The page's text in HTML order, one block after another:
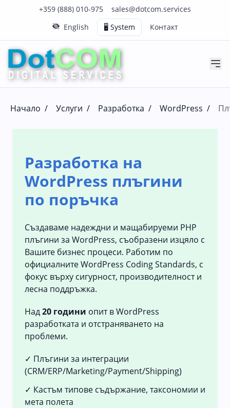
+359 (888) 010-975
Нашия телефонен номер е 0888010975
sales@dotcom.services
Нашия имейл адрес е sales@dotcom.services
English
🖥️ System Контакт
Начало / Услуги / Разработка / WordPress /
Разработка на
WordPress плъгини
по поръчка
Създаваме надеждни и мащабируеми PHP
плъгини за WordPress, съобразени изцяло с
Вашите бизнес процеси. Работим по
официалните WordPress Coding Standards, с
фокус върху сигурност, производителност и
лесна поддръжка.
Над20 години опит в WordPress
разработката и отстраняването на
проблеми.
✓ Плъгини за интеграции
(CRM/ERP/Marketing/Payment/Shipping)
✓ Кастъм типове съдържание, таксономии и
мета полета